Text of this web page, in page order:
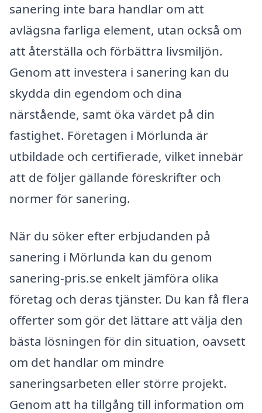
sanering inte bara handlar om att
avlägsna farliga element, utan också om
att återställa och förbättra livsmiljön.
Genom att investera i sanering kan du
skydda din egendom och dina
närstående, samt öka värdet på din
fastighet. Företagen i Mörlunda är
utbildade och certifierade, vilket innebär
att de följer gällande föreskrifter och
normer för sanering.
När du söker efter erbjudanden på
sanering i Mörlunda kan du genom
sanering-pris.se enkelt jämföra olika
företag och deras tjänster. Du kan få flera
offerter som gör det lättare att välja den
bästa lösningen för din situation, oavsett
om det handlar om mindre
saneringsarbeten eller större projekt.
Genom att ha tillgång till information om